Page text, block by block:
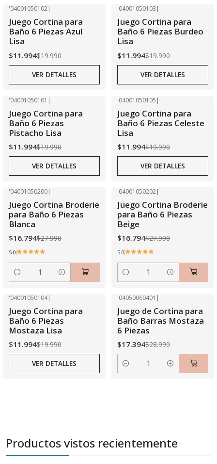
Agotado
'04001050102|
Juego Cortina para
Baño 6 Piezas Azul
Lisa
$11.994$19.990
VER DETALLES
Agotado
'04001050103 |
Juego Cortina para
Baño 6 Piezas Burdeo
Lisa
$11.994$19.990
VER DETALLES
Agotado
'04001050101 |
Juego Cortina para
Baño 6 Piezas
Pistacho Lisa
$11.994$19.990
VER DETALLES
Agotado
'04001050105 |
Juego Cortina para
Baño 6 Piezas Celeste
Lisa
$11.994$19.990
VER DETALLES
'04001050200|
Juego Cortina Broderie
para Baño 6 Piezas
Blanca
$16.794$27.990
5.0
Cantidad
'04001050202|
Juego Cortina Broderie
para Baño 6 Piezas
Beige
$16.794$27.990
5.0
Cantidad
Agotado
'04001050104|
Juego Cortina para
Baño 6 Piezas
Mostaza Lisa
$11.994$19.990
VER DETALLES
'04050060401 |
Juego de Cortina para
Baño Barras Mostaza
6 Piezas
$17.394$28.990
Cantidad
Productos vistos recientemente